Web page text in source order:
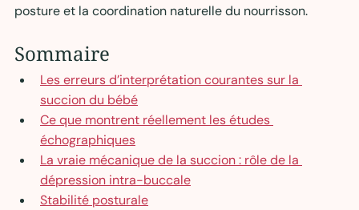
posture et la coordination naturelle du nourrisson.
Sommaire
Les erreurs d’interprétation courantes sur la
succion du bébé
Ce que montrent réellement les études
échographiques
La vraie mécanique de la succion : rôle de la
dépression intra-buccale
Stabilité posturale